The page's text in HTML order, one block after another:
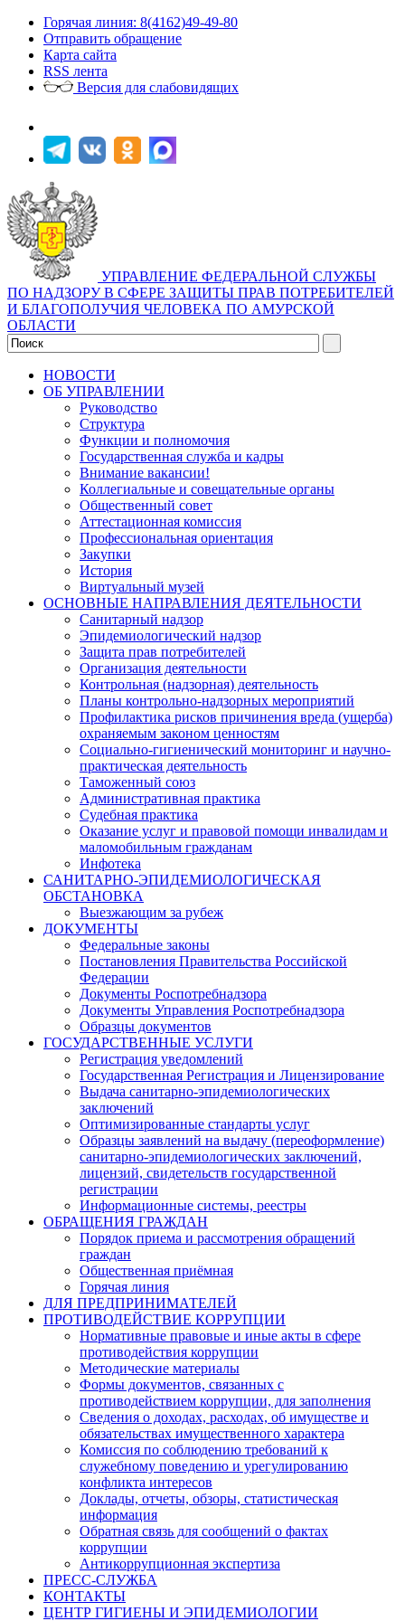
Горячая линия: 8(4162)49-49-80
Отправить обращение
Карта сайта
RSS лента
Версия для слабовидящих
УПРАВЛЕНИЕ ФЕДЕРАЛЬНОЙ СЛУЖБЫ
ПО НАДЗОРУ В СФЕРЕ ЗАЩИТЫ ПРАВ ПОТРЕБИТЕЛЕЙ
И БЛАГОПОЛУЧИЯ ЧЕЛОВЕКА ПО АМУРСКОЙ
ОБЛАСТИ
НОВОСТИ
ОБ УПРАВЛЕНИИ
Руководство
Структура
Функции и полномочия
Государственная служба и кадры
Внимание вакансии!
Коллегиальные и совещательные органы
Общественный совет
Аттестационная комиссия
Профессиональная ориентация
Закупки
История
Виртуальный музей
ОСНОВНЫЕ НАПРАВЛЕНИЯ ДЕЯТЕЛЬНОСТИ
Санитарный надзор
Эпидемиологический надзор
Защита прав потребителей
Организация деятельности
Контрольная (надзорная) деятельность
Планы контрольно-надзорных мероприятий
Профилактика рисков причинения вреда (ущерба)
охраняемым законом ценностям
Социально-гигиенический мониторинг и научно-
практическая деятельность
Таможенный союз
Административная практика
Судебная практика
Оказание услуг и правовой помощи инвалидам и
маломобильным гражданам
Инфотека
САНИТАРНО-ЭПИДЕМИОЛОГИЧЕСКАЯ
ОБСТАНОВКА
Выезжающим за рубеж
ДОКУМЕНТЫ
Федеральные законы
Постановления Правительства Российской
Федерации
Документы Роспотребнадзора
Документы Управления Роспотребнадзора
Образцы документов
ГОСУДАРСТВЕННЫЕ УСЛУГИ
Регистрация уведомлений
Государственная Регистрация и Лицензирование
Выдача санитарно-эпидемиологических
заключений
Оптимизированные стандарты услуг
Образцы заявлений на выдачу (переоформление)
санитарно-эпидемиологических заключений,
лицензий, свидетельств государственной
регистрации
Информационные системы, реестры
ОБРАЩЕНИЯ ГРАЖДАН
Порядок приема и рассмотрения обращений
граждан
Общественная приёмная
Горячая линия
ДЛЯ ПРЕДПРИНИМАТЕЛЕЙ
ПРОТИВОДЕЙСТВИЕ КОРРУПЦИИ
Нормативные правовые и иные акты в сфере
противодействия коррупции
Методические материалы
Формы документов, связанных с
противодействием коррупции, для заполнения
Сведения о доходах, расходах, об имуществе и
обязательствах имущественного характера
Комиссия по соблюдению требований к
служебному поведению и урегулированию
конфликта интересов
Доклады, отчеты, обзоры, статистическая
информация
Обратная связь для сообщений о фактах
коррупции
Антикоррупционная экспертиза
ПРЕСС-СЛУЖБА
КОНТАКТЫ
ЦЕНТР ГИГИЕНЫ И ЭПИДЕМИОЛОГИИ